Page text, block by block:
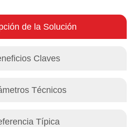
de la Solución
Claves
Técnicos
Típica